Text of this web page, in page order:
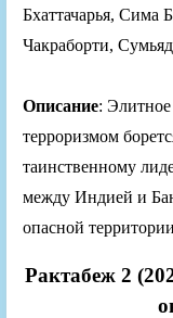
Бхаттачарья, Сима
Чакраборти,
Описание: Элитное
терроризмом
таинственному
между Индией и
опасной
Рактабеж 2